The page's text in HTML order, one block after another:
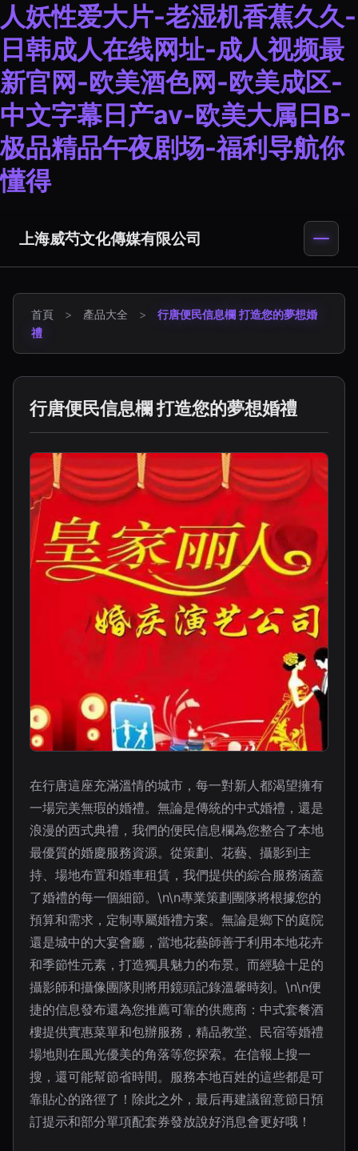
人妖性爱大片-老湿机香蕉久久-
日韩成人在线网址-成人视频最
新官网-欧美酒色网-欧美成区-
中文字幕日产av-欧美大属日B-
极品精品午夜剧场-福利导航你
懂得
上海威芍文化傳媒有限公司
首頁 > 產品大全 >
行唐便民信息欄 打造您的夢想婚
禮
行唐便民信息欄 打造您的夢想婚禮
在行唐這座充滿溫情的城市，每一對新人都渴望擁有
一場完美無瑕的婚禮。無論是傳統的中式婚禮，還是
浪漫的西式典禮，我們的便民信息欄為您整合了本地
最優質的婚慶服務資源。從策劃、花藝、攝影到主
持、場地布置和婚車租賃，我們提供的綜合服務涵蓋
了婚禮的每一個細節。\n\n專業策劃團隊將根據您的
預算和需求，定制專屬婚禮方案。無論是鄉下的庭院
還是城中的大宴會廳，當地花藝師善于利用本地花卉
和季節性元素，打造獨具魅力的布景。而經驗十足的
攝影師和攝像團隊則將用鏡頭記錄溫馨時刻。\n\n便
捷的信息發布還為您推薦可靠的供應商：中式套餐酒
樓提供實惠菜單和包辦服務，精品教堂、民宿等婚禮
場地則在風光優美的角落等您探索。在信報上搜一
搜，還可能幫節省時間。服務本地百姓的這些都是可
靠貼心的路徑了！除此之外，最后再建議留意節日預
訂提示和部分單項配套券發放說好消息會更好哦！